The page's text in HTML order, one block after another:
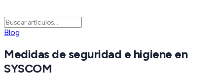
Blog
Medidas de seguridad e higiene en
SYSCOM